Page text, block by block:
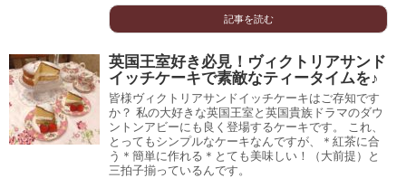
記事を読む
英国王室好き必見！ヴィクトリアサンド
イッチケーキで素敵なティータイムを♪
皆様ヴィクトリアサンドイッチケーキはご存知です
か？ 私の大好きな英国王室と英国貴族ドラマのダウ
ントンアビーにも良く登場するケーキです。 これ、
とってもシンプルなケーキなんですが、＊紅茶に合
う＊簡単に作れる＊とても美味しい！（大前提）と
三拍子揃っているんです。